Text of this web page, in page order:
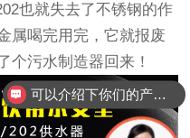
也就失去了不锈钢的作
属喝完用完，它就报废
个污水制造器回来！
可以介绍下你们的产品么？